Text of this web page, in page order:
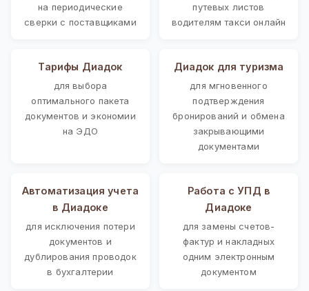
на периодические
сверки с поставщиками
путевых листов
водителям такси онлайн
Тарифы Диадок
для выбора
оптимального пакета
документов и экономии
на ЭДО
Диадок для туризма
для мгновенного
подтверждения
бронирований и обмена
закрывающими
документами
Автоматизация учета
в Диадоке
для исключения потери
документов и
дублирования проводок
в бухгалтерии
Работа с УПД в
Диадоке
для замены счетов-
фактур и накладных
одним электронным
документом